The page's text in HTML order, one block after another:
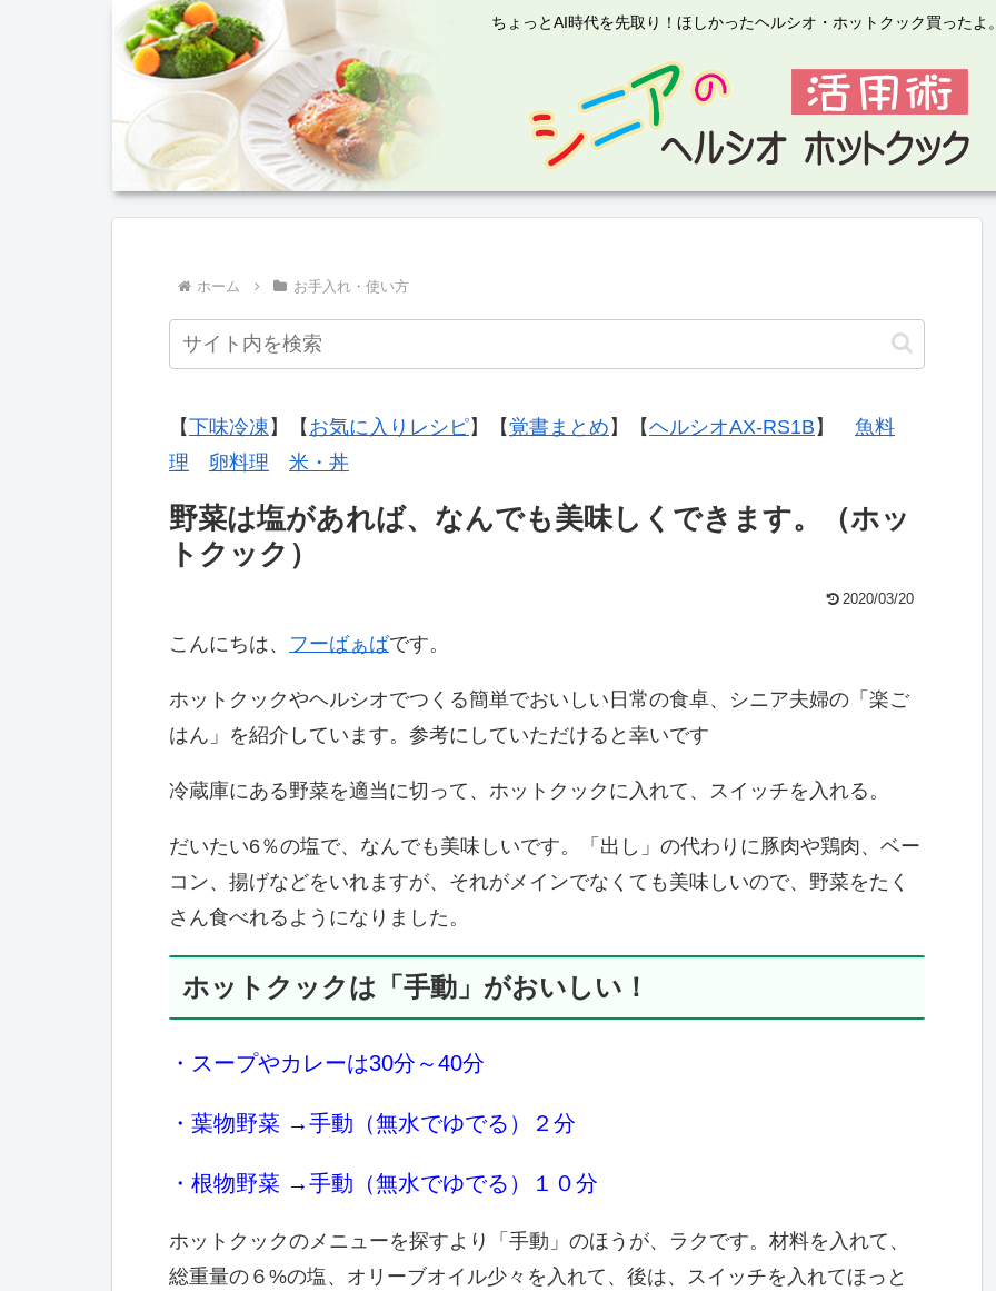
ちょっとAI時代を先取り！ほしかったヘルシオ・ホットクック買ったよ。
ホーム お手入れ・使い方
【下味冷凍 】【 お気に入りレシピ】【覚書まとめ 】【ヘルシオAX-RS1B 】 魚料
理
卵料理 米・丼
野菜は塩があれば、なんでも美味しくできます。（ホッ
トクック）
2020/03/20
こんにちは、 フーばぁばです。
ホットクックやヘルシオでつくる簡単でおいしい日常の食卓、シニア夫婦の「楽ご
はん」を紹介しています。参考にしていただけると幸いです
冷蔵庫にある野菜を適当に切って、ホットクックに入れて、スイッチを入れる。
だいたい6％の塩で、なんでも美味しいです。「出し」の代わりに豚肉や鶏肉、ベー
コン、揚げなどをいれますが、それがメインでなくても美味しいので、野菜をたく
さん食べれるようになりました。
ホットクックは「手動」がおいしい！
・スープやカレーは30分～40分
・葉物野菜 →手動（無水でゆでる）２分
・根物野菜 →手動（無水でゆでる）１０分
ホットクックのメニューを探すより「手動」のほうが、ラクです。材料を入れて、
総重量の６%の塩、オリーブオイル少々を入れて、後は、スイッチを入れてほっと